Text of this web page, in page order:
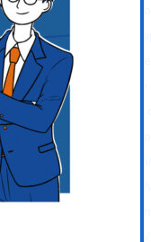
href='https://
href='https://
hajimecreate.com/